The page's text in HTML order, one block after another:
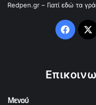
Redpen.gr – Γιατί εδώ τα
Μενού